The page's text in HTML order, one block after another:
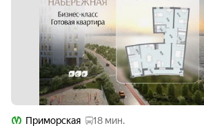
Приморская 18 мин.